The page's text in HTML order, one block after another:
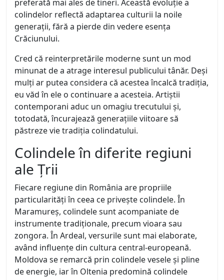
preferată mai ales de tineri. Această evoluție a
colindelor reflectă adaptarea culturii la noile
generații, fără a pierde din vedere esența
Crăciunului.
Cred că reinterpretările moderne sunt un mod
minunat de a atrage interesul publicului tânăr. Deși
mulți ar putea considera că acestea încalcă tradiția,
eu văd în ele o continuare a acesteia. Artiștii
contemporani aduc un omagiu trecutului și,
totodată, încurajează generațiile viitoare să
păstreze vie tradiția colindatului.
Colindele în diferite regiuni
ale Țrii
Fiecare regiune din România are propriile
particularități în ceea ce privește colindele. În
Maramureș, colindele sunt acompaniate de
instrumente tradiționale, precum vioara sau
zongora. În Ardeal, versurile sunt mai elaborate,
având influențe din cultura central-europeană.
Moldova se remarcă prin colindele vesele și pline
de energie, iar în Oltenia predomină colindele